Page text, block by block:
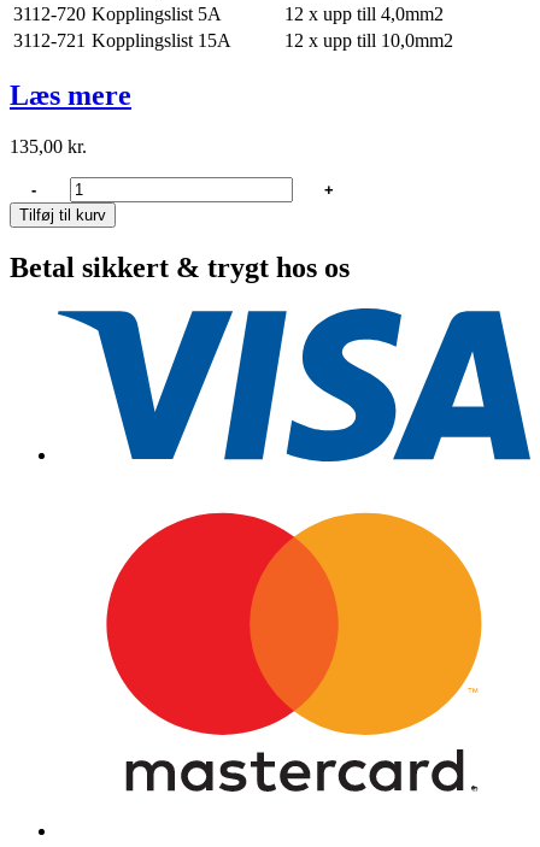
3112-720 Kopplingslist 5A
12 x upp till 4,0mm2
3112-721 Kopplingslist 15A 12 x upp till 10,0mm2
Læs mere
135,00 kr.
Oceanflex
Kopplingslist
4mm2
antal
-
+
Tilføj til kurv
Betal sikkert & trygt hos os